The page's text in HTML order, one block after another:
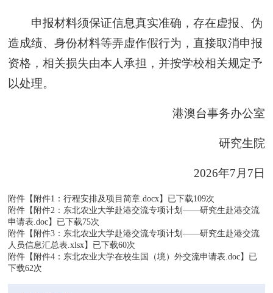
申报材料须保证信息真实准确，存在虚报、伪
造成绩、身份材料等弄虚作假行为，直接取消申报
资格，相关损失由本人承担，并按学校相关规定予
以处理。
港澳台事务办公室
研究生院
2026年7月7日
附件【 附件1：行程安排及项目简章.docx】已下载109次
附件【 附件2：东北农业大学赴港交流专项计划——研究生赴港交流
申请表.doc】已下载75次
附件【 附件3：东北农业大学赴港交流专项计划——研究生赴港交流
人员信息汇总表.xlsx】已下载60次
附件【 附件4：东北农业大学在校生国（境）外交流申请表.doc】已
下载62次